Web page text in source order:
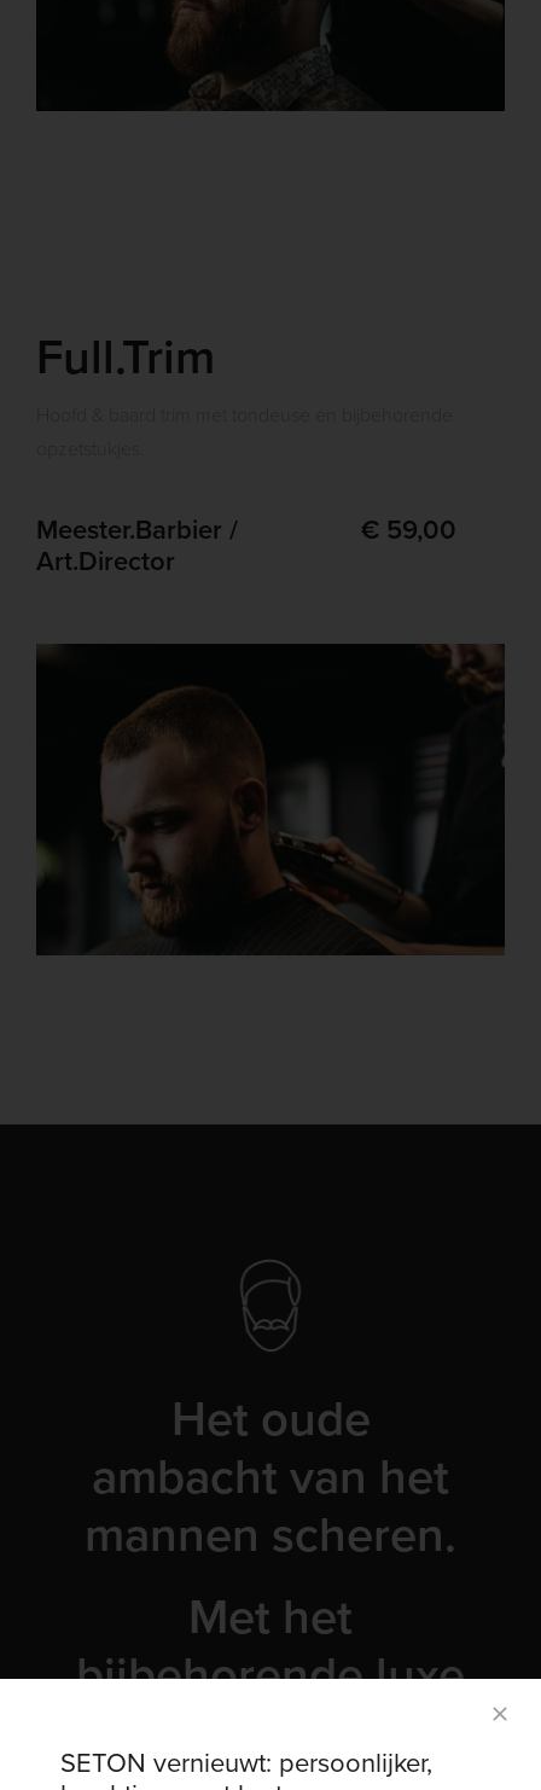
Full.Trim
Meester.Barbier /
Art.Director
€ 59,00
Het oude
ambacht van het
mannen scheren.
Met het
bijbehorende luxe
SETON vernieuwt: persoonlijker,